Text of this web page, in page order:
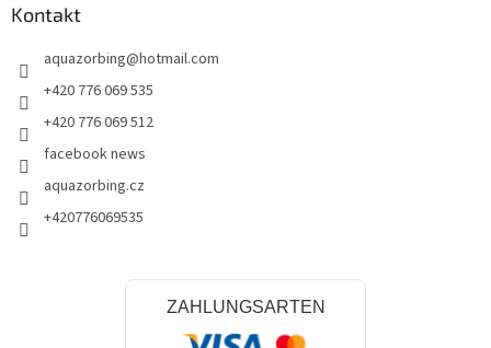
Kontakt
aquazorbing@hotmail.com
+420 776 069 535
+420 776 069 512
facebook news
aquazorbing.cz
+420776069535
ZAHLUNGSARTEN